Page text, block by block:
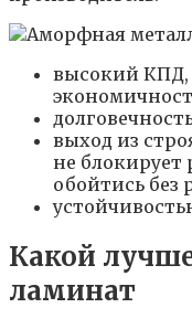
высокий КПД,
выход из
не
обойтись без
Какой
ламинат